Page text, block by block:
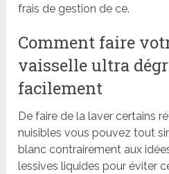
frais de gestion de ce.
Comment faire
vaisselle ultra
facilement
De faire de la laver certains
nuisibles vous pouvez tout
blanc contrairement aux
lessives liquides pour éviter